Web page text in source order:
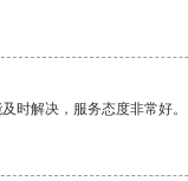
时解决，服务态度非常好。